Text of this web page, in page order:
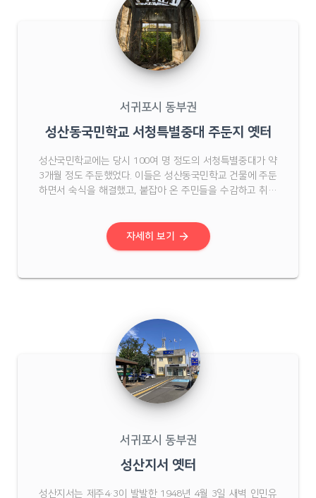
서귀포시 동부권
성산동국민학교 서청특별중대 주둔지 옛터
성산국민학교에는 당시 100여 명 정도의 서청특별중대가 약
3개월 정도 주둔했었다. 이들은 성산동국민학교 건물에 주둔
하면서 숙식을 해결했고, 붙잡아 온 주민들을 수감하고 취조
이용했다. 학교 담을 허물고 출입을 용이하게 하여 일제 때부
터 있었던 주정공장에 딸린 창고를 사용했던 것이다. 지금도
자세히 보기 arrow_forward
서귀포시 동부권
성산지서 옛터
성산지서는 제주4·3이 발발한 1948년 4월 3일 새벽 인민유